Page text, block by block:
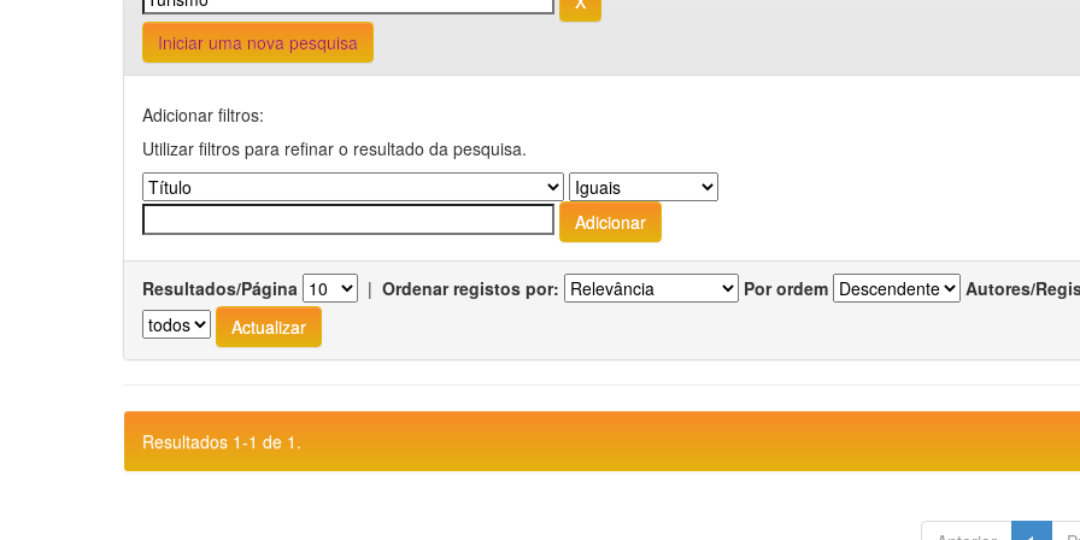
Iniciar uma nova pesquisa
Adicionar filtros:
Utilizar filtros para refinar o resultado da pesquisa.
Resultados/Página | Ordenar registos por: Por ordem Autores/
Resultados 1-1 de 1.